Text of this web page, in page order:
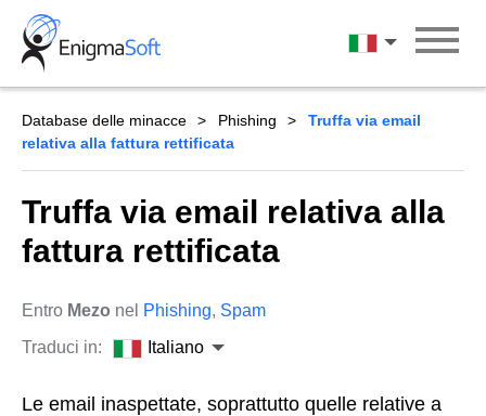
Skip
content
Italiano
Database delle minacce Phishing
Truffa via email
relativa alla fattura rettificata
Truffa via email relativa alla
fattura rettificata
Entro Mezo nel Phishing, Spam
Traduci in:
Italiano
Le email inaspettate, soprattutto quelle relative a